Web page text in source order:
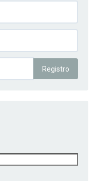
Registro